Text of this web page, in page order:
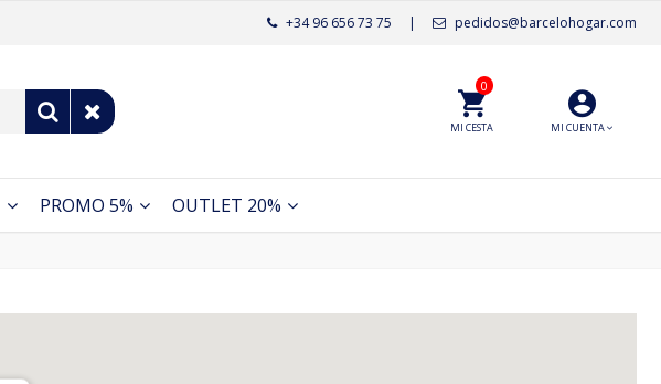
pedidos@barcelohogar.com
|
+34 96 656 73 75
MI CUENTA
MI CESTA
0
PROMO 5% OUTLET 20%